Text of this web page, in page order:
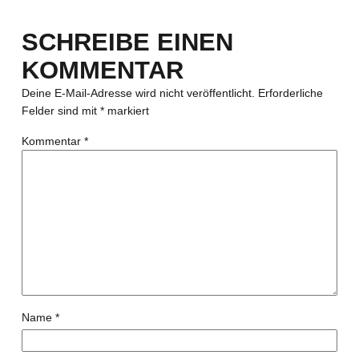
SCHREIBE EINEN
KOMMENTAR
Deine E-Mail-Adresse wird nicht veröffentlicht. Erforderliche
Felder sind mit *markiert
Kommentar *
Name *